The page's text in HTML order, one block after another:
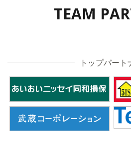
TEAM
トップパート